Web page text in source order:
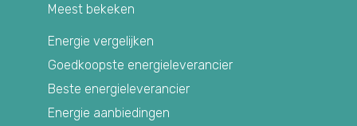
Meest bekeken
Energie vergelijken
Goedkoopste energieleverancier
Beste energieleverancier
Energie aanbiedingen